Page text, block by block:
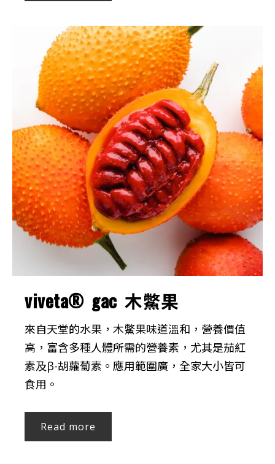
viveta® gac 木鱉果
來自天堂的水果，木鱉果味道溫和，營養價值
高，富含多種人體所需的營養素，尤其是茄紅
素及β-胡蘿蔔素。應用範圍廣，全家大小皆可
食用。
Read more